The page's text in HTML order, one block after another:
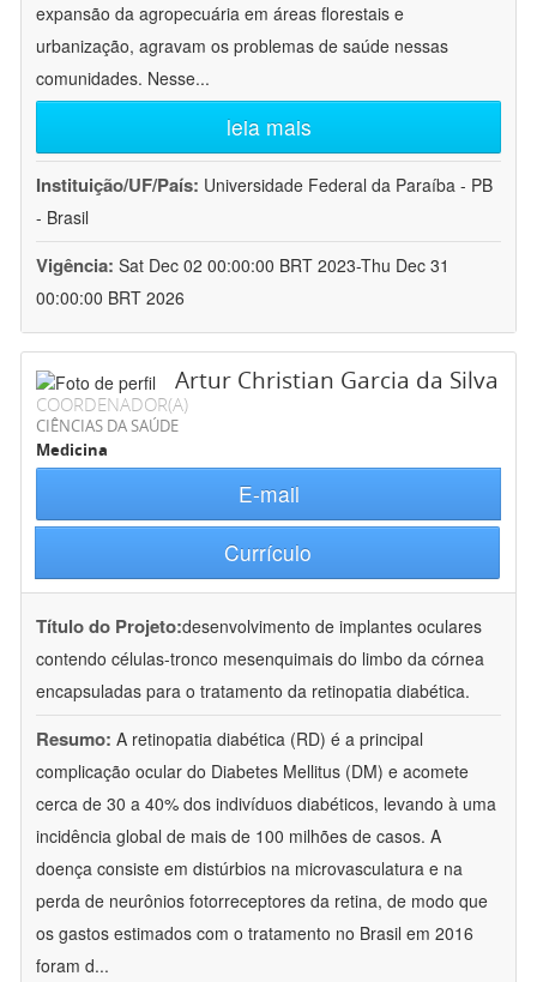
expansão da agropecuária em áreas florestais e
urbanização, agravam os problemas de saúde nessas
comunidades. Nesse...
leia mais
Instituição/UF/País: Universidade Federal da Paraíba - PB
- Brasil
Vigência: Sat Dec 02 00:00:00 BRT 2023-Thu Dec 31
00:00:00 BRT 2026
Artur Christian Garcia da Silva
COORDENADOR(A)
CIÊNCIAS DA SAÚDE
Medicina
E-mail
Currículo
Título do Projeto:desenvolvimento de implantes oculares
contendo células-tronco mesenquimais do limbo da córnea
encapsuladas para o tratamento da retinopatia diabética.
Resumo: A retinopatia diabética (RD) é a principal
complicação ocular do Diabetes Mellitus (DM) e acomete
cerca de 30 a 40% dos indivíduos diabéticos, levando à uma
incidência global de mais de 100 milhões de casos. A
doença consiste em distúrbios na microvasculatura e na
perda de neurônios fotorreceptores da retina, de modo que
os gastos estimados com o tratamento no Brasil em 2016
foram d...